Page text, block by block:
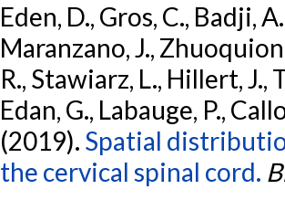
Eden, D., Gros, C., Badji,
Maranzano, J.,
R., Stawiarz, L., Hillert, J.,
Edan, G., Labauge, P.,
(2019). Spatial
the cervical spinal cord.